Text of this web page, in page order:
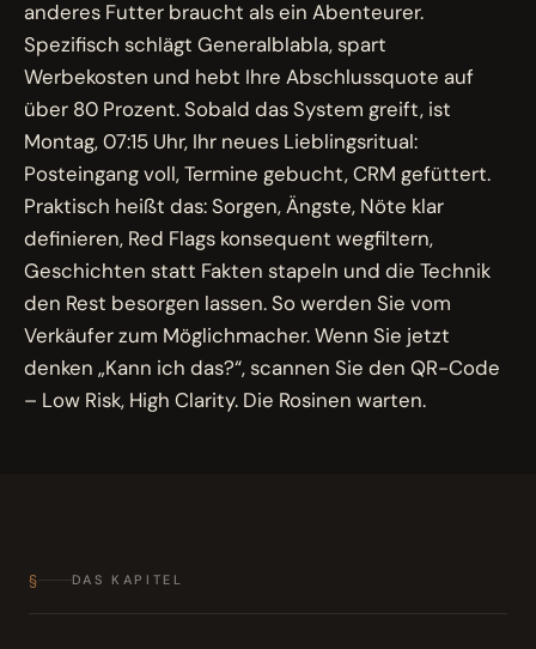
anderes Futter braucht als ein Abenteurer.
Spezifisch schlägt Generalblabla, spart
Werbekosten und hebt Ihre Abschlussquote auf
über 80 Prozent. Sobald das System greift, ist
Montag, 07:15 Uhr, Ihr neues Lieblingsritual:
Posteingang voll, Termine gebucht, CRM gefüttert.
Praktisch heißt das: Sorgen, Ängste, Nöte klar
definieren, Red Flags konsequent wegfiltern,
Geschichten statt Fakten stapeln und die Technik
den Rest besorgen lassen. So werden Sie vom
Verkäufer zum Möglichmacher. Wenn Sie jetzt
denken „Kann ich das?“, scannen Sie den QR-Code
– Low Risk, High Clarity. Die Rosinen warten.
§ DAS KAPITEL